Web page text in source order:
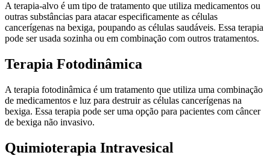
A terapia-alvo é um tipo de tratamento que utiliza medicamentos ou
outras substâncias para atacar especificamente as células
cancerígenas na bexiga, poupando as células saudáveis. Essa terapia
pode ser usada sozinha ou em combinação com outros tratamentos.
Terapia Fotodinâmica
A terapia fotodinâmica é um tratamento que utiliza uma combinação
de medicamentos e luz para destruir as células cancerígenas na
bexiga. Essa terapia pode ser uma opção para pacientes com câncer
de bexiga não invasivo.
Quimioterapia Intravesical